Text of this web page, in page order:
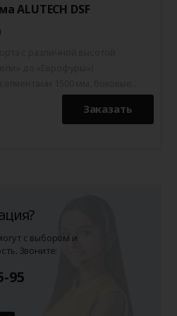
ALUTECH DSF
Заказать
с выбором и
Звоните:
95